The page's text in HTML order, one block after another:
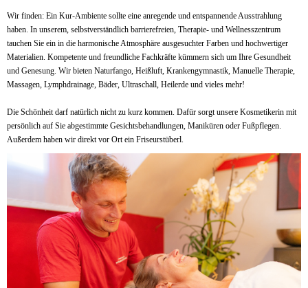
Wir finden: Ein Kur-Ambiente sollte eine anregende und entspannende Ausstrahlung
haben. In unserem, selbstverständlich barrierefreien, Therapie- und Wellnesszentrum
tauchen Sie ein in die harmonische Atmosphäre ausgesuchter Farben und hochwertiger
Materialien. Kompetente und freundliche Fachkräfte kümmern sich um Ihre Gesundheit
und Genesung. Wir bieten Naturfango, Heißluft, Krankengymnastik, Manuelle Therapie,
Massagen, Lymphdrainage, Bäder, Ultraschall, Heilerde und vieles mehr!
Die Schönheit darf natürlich nicht zu kurz kommen. Dafür sorgt unsere Kosmetikerin mit
persönlich auf Sie abgestimmte Gesichtsbehandlungen, Maniküren oder Fußpflegen.
Außerdem haben wir direkt vor Ort ein Friseurstüberl.